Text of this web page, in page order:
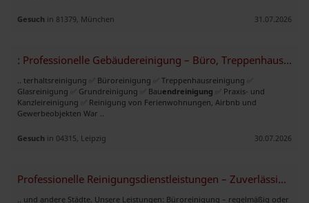
Gesuch in 81379, München 31.07.2026
: Professionelle Gebäudereinigung – Büro, Treppenhaus, Glas & Grundre
.. terhaltsreinigung ✅ Büroreinigung ✅ Treppenhausreinigung ✅
Glasreinigung ✅ Grundreinigung ✅ Bauendreinigung ✅ Praxis- und
Kanzleireinigung ✅ Reinigung von Ferienwohnungen, Airbnb und
Gewerbeobjekten War ..
Gesuch in 04315, Leipzig 30.07.2026
Professionelle Reinigungsdienstleistungen – Zuverlässig & Flexibel
.. und andere Städte. Unsere Leistungen: Büroreinigung – regelmäßig oder